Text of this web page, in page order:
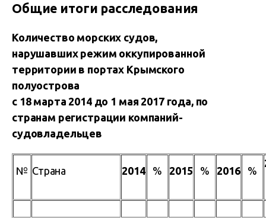
Общие итоги расследования
Количество морских судов,
нарушавших режим оккупированной
территории в портах Крымского
полуострова
с 18 марта 2014 до 1 мая 2017 года, по
странам регистрации компаний-
судовладельцев
№ Страна 2014 % 2015 % 2016 %